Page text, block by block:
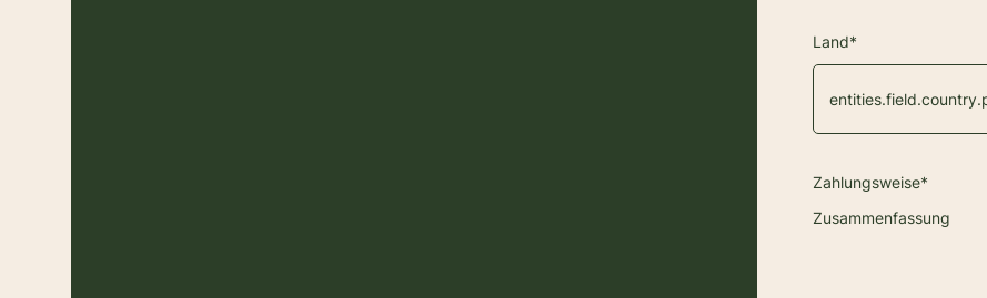
Land*
Zahlungsweise*
Zusammenfassung